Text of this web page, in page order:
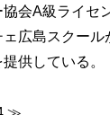
会A級ライセ
広島スクー
供している。